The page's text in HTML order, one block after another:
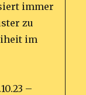
immer
zu
im
–